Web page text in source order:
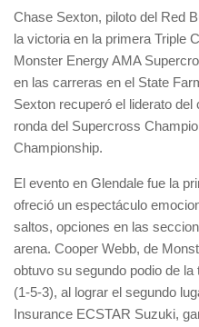
Chase Sexton, piloto del Red
la victoria en la primera Triple
Monster Energy AMA
en las carreras en el State
Sexton recuperó el liderato
ronda del Supercross
Championship.
El evento en Glendale fue la
ofreció un espectáculo
saltos, opciones en las
arena. Cooper Webb, de
obtuvo su segundo podio de
(1-5-3), al lograr el segundo
Insurance ECSTAR Suzuki,